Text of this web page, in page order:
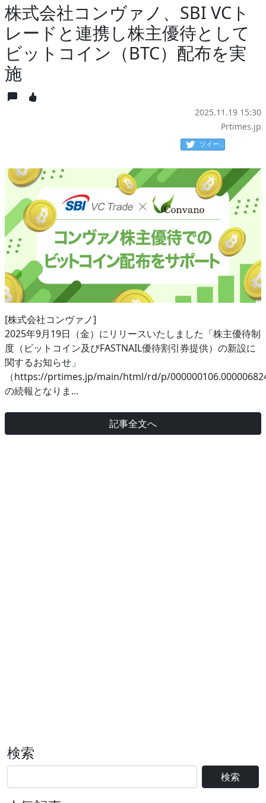
株式会社コンヴァノ、SBI VCト
レードと連携し株主優待として
ビットコイン（BTC）配布を実
施
2025.11.19 15:30
Prtimes.jp
ツイート
[株式会社コンヴァノ]
2025年9月19日（金）にリリースいたしました「株主優待制
度（ビットコイン及びFASTNAIL優待割引券提供）の新設に
関するお知らせ」
（https://prtimes.jp/main/html/rd/p/
の続報となりま...
記事全文へ
検索
検索